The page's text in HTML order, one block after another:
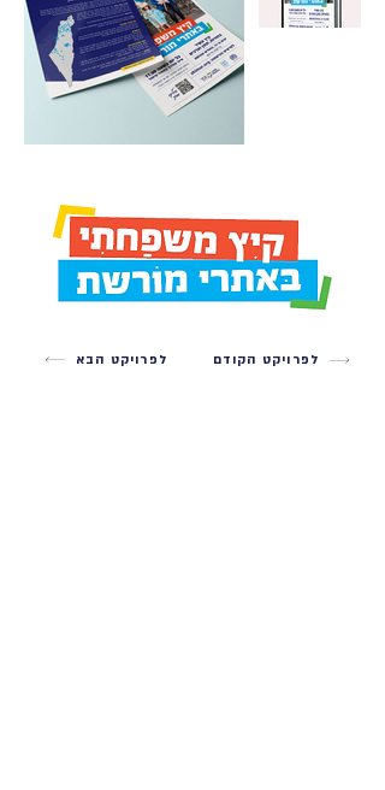
לפרויקט הבא לפרויקט הקודם